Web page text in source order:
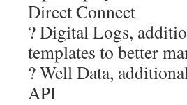
Direct Connect
? Digital Logs,
templates to better
? Well Data,
API